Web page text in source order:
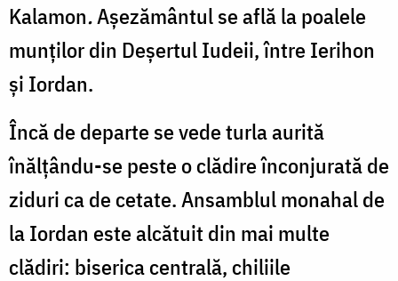
Kalamon.Aşezământul se află la poalele
munţilor din Deşertul Iudeii, între Ierihon
şi Iordan.
Încă de departe se vede turla aurită
înălţându-se peste o clădire înconjurată de
ziduri ca de cetate. Ansamblul monahal de
la Iordan este alcătuit din mai multe
clădiri: biserica centrală, chiliile